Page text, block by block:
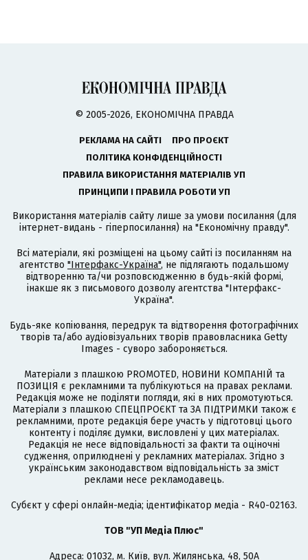
© 2005-2026, ЕКОНОМІЧНА ПРАВДА
РЕКЛАМА НА САЙТІ
ПРО ПРОЄКТ
ПОЛІТИКА КОНФІДЕНЦІЙНОСТІ
ПРАВИЛА ВИКОРИСТАННЯ МАТЕРІАЛІВ УП
ПРИНЦИПИ І ПРАВИЛА РОБОТИ УП
Використання матеріалів сайту лише за умови посилання (для
інтернет-видань - гіперпосилання) на "Економічну правду".
Всі матеріали, які розміщені на цьому сайті із посиланням на
агентство "Інтерфакс-Україна", не підлягають подальшому
відтворенню та/чи розповсюдженню в будь-якій формі,
інакше як з письмового дозволу агентства "Інтерфакс-
Україна".
Будь-яке копіювання, передрук та відтворення фотографічних
творів та/або аудіовізуальних творів правовласника Getty
Images - суворо забороняється.
Матеріали з плашкою PROMOTED, НОВИНИ КОМПАНІЙ та
ПОЗИЦІЯ є рекламними та публікуються на правах реклами.
Редакція може не поділяти погляди, які в них промотуються.
Матеріали з плашкою СПЕЦПРОЄКТ та ЗА ПІДТРИМКИ також є
рекламними, проте редакція бере участь у підготовці цього
контенту і поділяє думки, висловлені у цих матеріалах.
Редакція не несе відповідальності за факти та оціночні
судження, оприлюднені у рекламних матеріалах. Згідно з
українським законодавством відповідальність за зміст
реклами несе рекламодавець.
Cубєкт у сфері онлайн-медіа; ідентифікатор медіа - R40-02163.
ТОВ "УП Медіа Плюс"
Адреса: 01032, м. Київ, вул. Жилянська, 48, 50А